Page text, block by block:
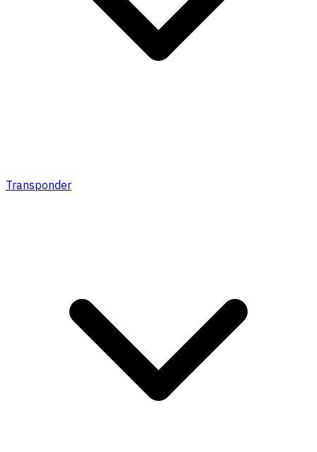
Transponder